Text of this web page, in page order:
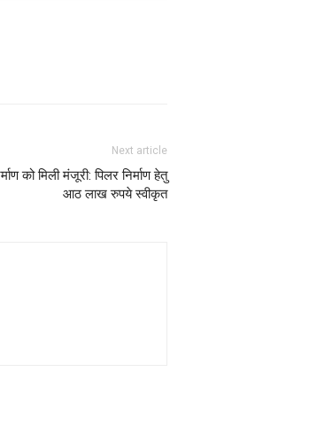
Next article
को मिली मंजूरी: पिलर निर्माण हेतु
आठ लाख रुपये स्वीकृत